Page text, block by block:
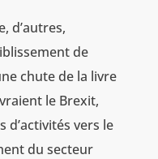
d’autres,
de
chute de la livre
le Brexit,
vers le
du secteur